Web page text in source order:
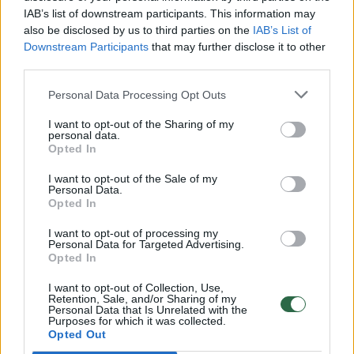
IAB’s list of downstream participants. This information may
also be disclosed by us to third parties on the IAB’s List of
Downstream Participants that may further disclose it to other
Personal Data Processing Opt Outs
I want to opt-out of the Sharing of my
personal data.
Opted In
I want to opt-out of the Sale of my
Personal Data.
Opted In
I want to opt-out of processing my
Personal Data for Targeted Advertising.
Opted In
I want to opt-out of Collection, Use,
Retention, Sale, and/or Sharing of my
Personal Data that Is Unrelated with the
Purposes for which it was collected.
Opted Out
00:00:30
Vaizdai iš tragiškos avarijos Vilniaus r.: dviejų moterų ir
vaiko gyvybių išgelbėti nepavyko
32 laipsnių šilumos
vaizdas pribloškia
Žinios | Lietuvos diena
00:15:54
V. Zalužno pasisakymą laiko bandymu įsitvirtinti
Ukrainos politikoje: jis yra neteisus